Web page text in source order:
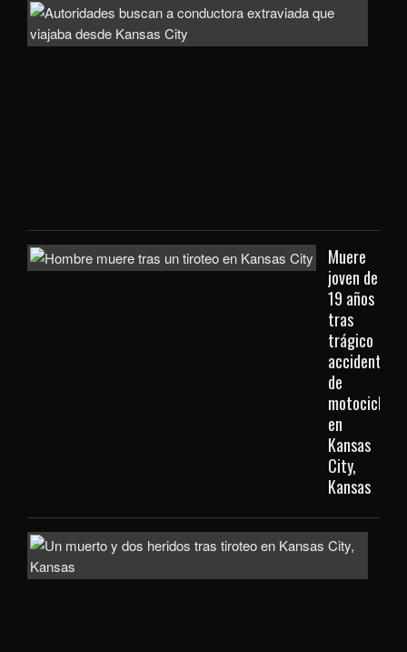
Muere
joven de
19 años
tras
trágico
accidente
de
motocicleta
en
Kansas
City,
Kansas